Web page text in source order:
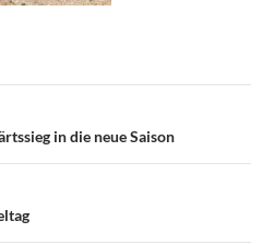
in die neue Saison